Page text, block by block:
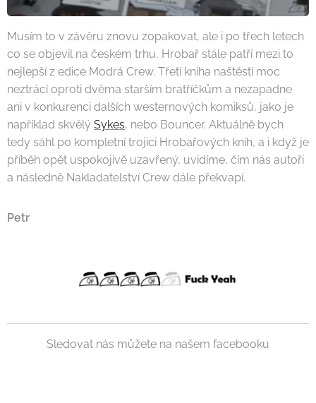
Musím to v závěru znovu zopakovat, ale i po třech letech
co se objevil na českém trhu, Hrobař stále patří mezi to
nejlepší z edice Modrá Crew. Třetí kniha naštěstí moc
neztrácí oproti dvěma starším bratříčkům a nezapadne
ani v konkurenci dalších westernových komiksů, jako je
například skvělý Sykes, nebo Bouncer. Aktuálně bych
tedy sáhl po kompletní trojici Hrobařových knih, a i když je
příběh opět uspokojivě uzavřený, uvidíme, čím nás autoři
a následně Nakladatelství Crew dále překvapí.
Petr
Sledovat nás můžete na našem facebooku